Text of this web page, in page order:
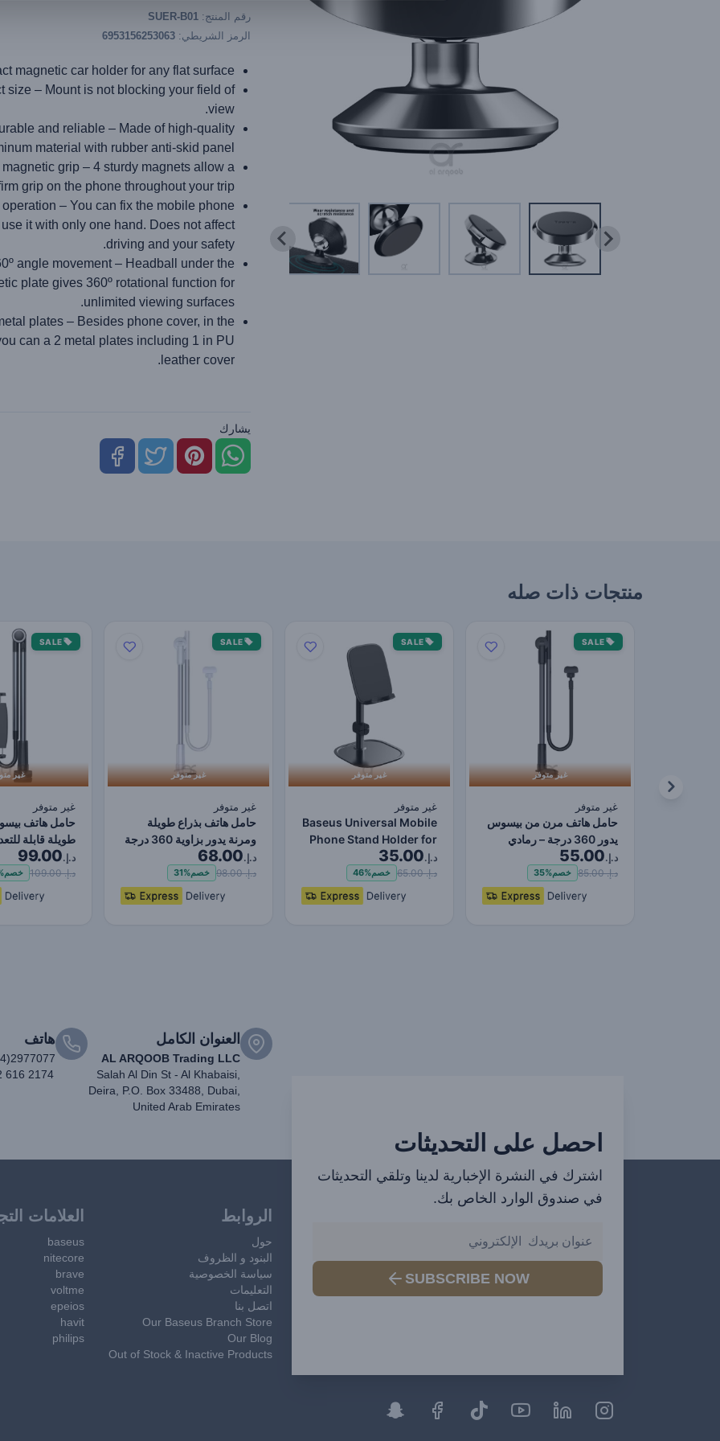
رقم المنتج: SUER-B01
الرمز الشريطي: 6953156253063
magnetic car holder for any flat surface
size – Mount is not blocking your field of
view.
and reliable – Made of high-quality
material with rubber anti-skid panel.
grip – 4 sturdy magnets allow a
grip on the phone throughout your trip.
– You can fix the mobile phone
it with only one hand. Does not affect
driving and your safety.
angle movement – Headball under the
plate gives 360º rotational function for
unlimited viewing surfaces.
plates – Besides phone cover, in the
can a 2 metal plates including 1 in PU
leather cover.
يشارك
منتجات ذات صله
SALE
غير متوفر
غير متوفر
حامل هاتف مرن من بيسوس
يدور 360 درجة – رمادي
داكن، بذراع طويلة ق…
د.إ.55.00
د.إ. 85.00 خصم35%
SALE
غير متوفر
غير متوفر
Baseus Universal Mobile
Phone Stand Holder for
iPhone iPad Flexi…
د.إ.35.00
د.إ. 65.00 خصم46%
SALE
غير متوفر
غير متوفر
حامل هاتف بذراع طويلة
ومرنة يدور بزاوية 360 درجة
من بيسوس – مشبك…
د.إ.68.00
د.إ. 98.00 خصم31%
SALE
غير
غير متوفر
حامل هاتف
طويلة قابلة
هاتف كسول
د.إ.99.00
د.إ. 109.00 خصم
العنوان الكامل
AL ARQOOB Trading LLC
Salah Al Din St - Al Khabaisi,
Deira, P.O. Box 33488, Dubai,
United Arab Emirates
هاتف
616 2174
احصل على التحديثات
اشترك في النشرة الإخبارية لدينا وتلقي التحديثات
في صندوق الوارد الخاص بك.
SUBSCRIBE NOW
الروابط
حول
البنود و الظروف
سياسة الخصوصية
التعليمات
اتصل بنا
Our Baseus Branch Store
Our Blog
Out of Stock & Inactive Products
العلامات
baseus
nitecore
brave
voltme
epeios
havit
philips